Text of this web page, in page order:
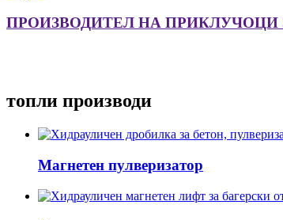
ПРОИЗВОДИТЕЛ НА ПРИКЛУЧОЦИ
топли производи
Магнетен пулверизатор